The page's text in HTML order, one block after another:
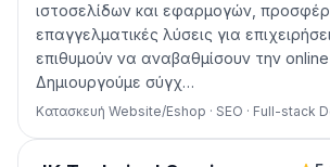
ιστοσελίδων και εφαρμογών,
επαγγελματικές λύσεις για
επιθυμούν να αναβαθμίσουν την
Δημιουργούμε σύγχ…
Κατασκευή Website/Eshop · SEO · Full-stack